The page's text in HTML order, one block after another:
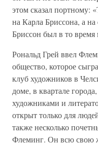
этом сказал портному:
на Карла Бриссона, а на
Бриссон был в то
Рональд Грей ввел
общество, которое
клуб художников в
доме, в квартале
художниками и
открыт только для
также несколько
Флеминг. Он всю свою